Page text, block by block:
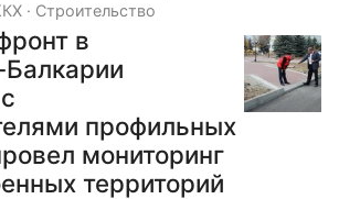
· Строительство
в
профильных
мониторинг
территорий